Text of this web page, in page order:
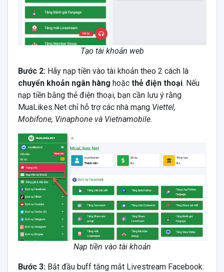
Tạo tài khoản web
Bước 2:Hãy nạp tiền vào tài khoản theo 2 cách là
chuyển khoản ngân hàng hoặc thẻ điện thoại. Nếu
nạp tiền bằng thẻ điện thoại, bạn cần lưu ý rằng
MuaLikes.Net chỉ hỗ trợ các nhà mạngViettel,
Mobifone, Vinaphone và Vietnamobile.
Nạp tiền vào tài khoản
Bước 3:Bắt đầu buff tăng mắt Livestream Facebook: